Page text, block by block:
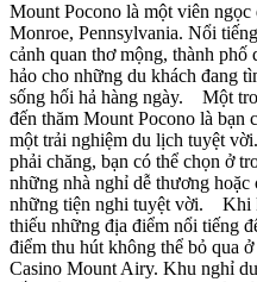
Mount Pocono là một viên
Monroe, Pennsylvania. Nổi
cảnh quan thơ mộng, thành phố
hảo cho những du khách đang
sống hối hả hàng ngày. Một
đến thăm Mount Pocono là bạn
một trải nghiệm du lịch tuyệt
phải chăng, bạn có thể chọn ở
những nhà nghỉ dễ thương hoặc
những tiện nghi tuyệt vời. Khi
thiếu những địa điểm nổi tiếng
điểm thu hút không thể bỏ qua
Casino Mount Airy. Khu nghỉ